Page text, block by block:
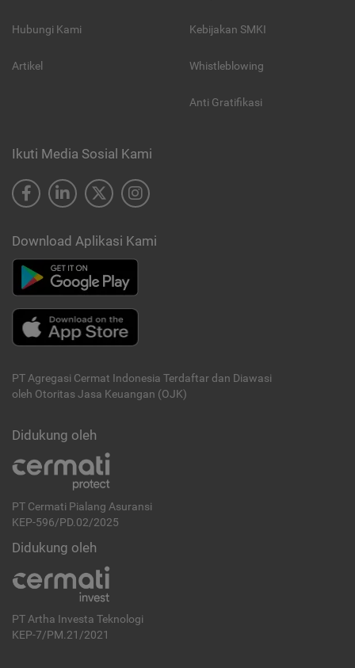
Hubungi Kami
Artikel
Kebijakan SMKI
Whistleblowing
Anti Gratifikasi
Ikuti Media Sosial Kami
Download Aplikasi Kami
PT Agregasi Cermat Indonesia Terdaftar dan Diawasi
oleh Otoritas Jasa Keuangan (OJK)
Didukung oleh
PT Cermati Pialang Asuransi
KEP-596/PD.02/2025
Didukung oleh
PT Artha Investa Teknologi
KEP-7/PM.21/2021